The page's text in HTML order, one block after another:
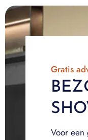
Gratis
Voor een